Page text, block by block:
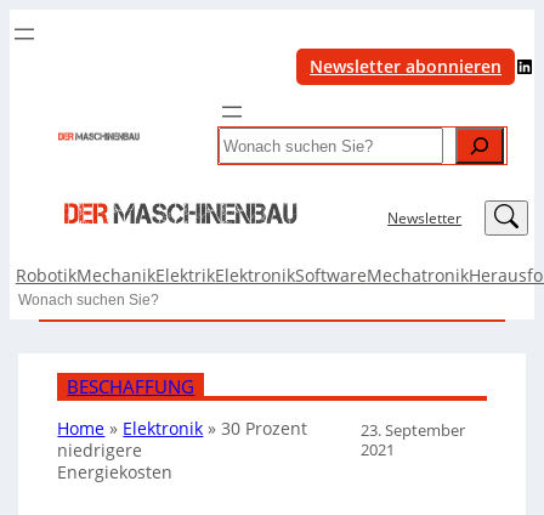
Newsletter abonnieren LinkedIn
Search
Newsletter LinkedIn
RobotikMechanikElektrikElektronikSoftwareMechatronik
Search
BESCHAFFUNG
Home » Elektronik »30 Prozent
niedrigere
Energiekosten
23. September
2021